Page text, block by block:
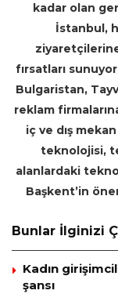
kadar olan
İstanbul,
fırsatları
Bulgaristan,
reklam
iç ve dış
teknolojisi,
alanlardaki
Başkent’in
Bunlar İlginizi
Kadın
şansı